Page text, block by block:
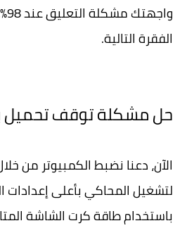
الفقرة التالية.
حل مشكلة توقف تحميل
الآن، دعنا نضبط الكمبيوتر من
لتشغيل المحاكي بأعلى
باستخدام طاقة كرت الشاشة